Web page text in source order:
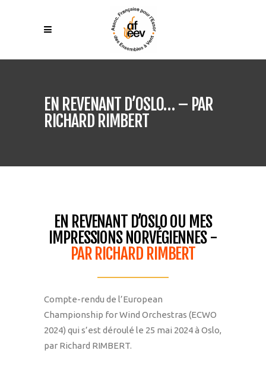
EN REVENANT D’OSLO… – PAR
RICHARD RIMBERT
EN REVENANT D’OSLO OU MES
IMPRESSIONS NORVÉGIENNES -
PAR RICHARD RIMBERT
Compte-rendu de l’European
Championship for Wind Orchestras (ECWO
2024) qui s’est déroulé le 25 mai 2024 à Oslo,
par Richard RIMBERT.